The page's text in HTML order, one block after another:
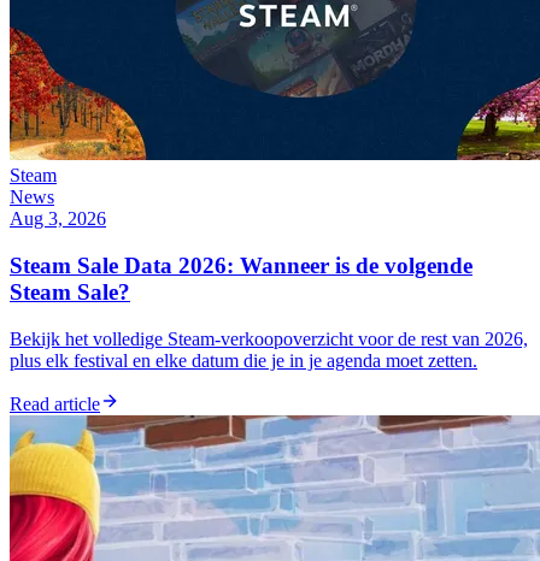
Steam
News
Aug 3, 2026
Steam Sale Data 2026: Wanneer is de volgende
Steam Sale?
Bekijk het volledige Steam-verkoopoverzicht voor de rest van 2026,
plus elk festival en elke datum die je in je agenda moet zetten.
Read article